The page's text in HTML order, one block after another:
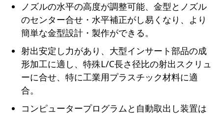
ノズルの水平の高度が調整可能、金型とノズル
のセンター合せ・水平補正がし易くなり、より
簡単な金型設計・製作ができる。
射出安定し力があり、大型インサート部品の成
形加工に適し、特殊L/C長さ径比の射出スクリュ
ーに合せ、特に工業用プラスチック材料に適
合。
コンピュータープログラムと自動取出し装置は